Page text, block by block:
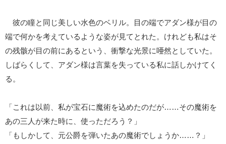
彼の瞳と同じ美しい水色のベリル。目の端でアダン様が目の
端で何かを考えているような姿が見てとれた。けれども私はそ
の残骸が目の前にあるという、衝撃な光景に唖然としていた。
しばらくして、アダン様は言葉を失っている私に話しかけてく
る。
「これは以前、私が宝石に魔術を込めたのだが……その魔術を
あの三人が来た時に、使っただろう？」
「もしかして、元公爵を弾いたあの魔術でしょうか……？」